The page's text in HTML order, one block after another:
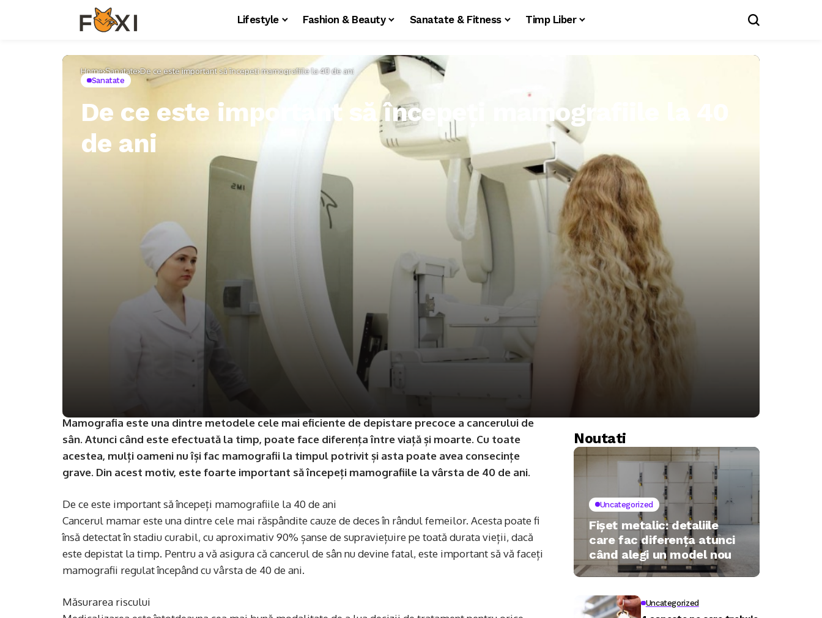
Lifestyle Fashion & Beauty Sanatate & Fitness Timp Liber
Home Sanatate De ce este important să începeți mamografiile la 40 de ani
Sanatate
De ce este important să începeți mamografiile la 40
de ani
Mamografia este una dintre metodele cele mai eficiente de depistare precoce a cancerului de
sân. Atunci când este efectuată la timp, poate face diferența între viață și moarte. Cu toate
acestea, mulți oameni nu își fac mamografii la timpul potrivit și asta poate avea consecințe
grave. Din acest motiv, este foarte important să începeți mamografiile la vârsta de 40 de ani.
De ce este important să începeți mamografiile la 40 de ani
Cancerul mamar este una dintre cele mai răspândite cauze de deces în rândul femeilor. Acesta poate fi
însă detectat în stadiu curabil, cu aproximativ 90% șanse de supraviețuire pe toată durata vieții, dacă
este depistat la timp. Pentru a vă asigura că cancerul de sân nu devine fatal, este important să vă faceți
mamografii regulat începând cu vârsta de 40 de ani.
Măsurarea riscului
Noutati
Uncategorized
Fișet metalic: detaliile
care fac diferența atunci
când alegi un model nou
Uncategorized